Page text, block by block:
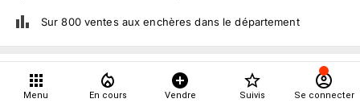
Sur 800 ventes aux enchères dans le département
À propos
Menu En cours Vendre Suivis Se connecter